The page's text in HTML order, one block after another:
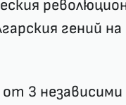
гений
3 независими